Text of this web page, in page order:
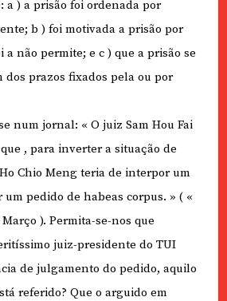
a ) a prisão foi ordenada por
b ) foi motivada a prisão por
não permite; e c ) que a prisão se
dos prazos fixados pela ou por
num jornal: « O juiz Sam Hou Fai
, para inverter a situação de
Chio Meng teria de interpor um
um pedido de habeas corpus. » ( «
). Permita-se-nos que
juiz-presidente do TUI
de julgamento do pedido, aquilo
referido? Que o arguido em